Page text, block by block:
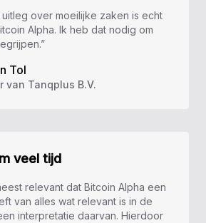
over moeilijke zaken is echt
Alpha. Ik heb dat nodig om
Tol
van Tanqplus B.V.
veel tijd
relevant dat Bitcoin Alpha een
van alles wat relevant is in de
interpretatie daarvan. Hierdoor